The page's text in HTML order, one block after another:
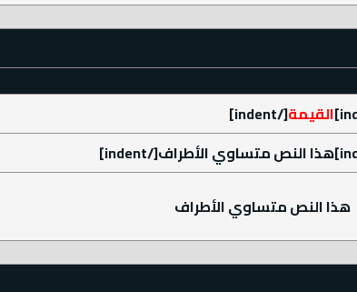
القيمة[/indent]
هذا النص متساوي الأطراف